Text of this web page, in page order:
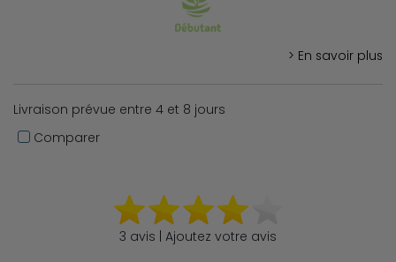
> En savoir plus
Livraison prévue entre 4 et 8 jours
Comparer
3 avis | Ajoutez votre avis